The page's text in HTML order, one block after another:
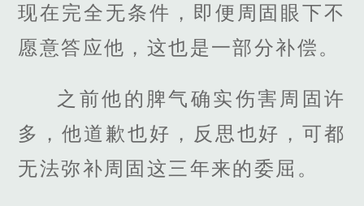
现在完全无条件，即便周固眼下不
愿意答应他，这也是一部分补偿。
之前他的脾气确实伤害周固许
多，他道歉也好，反思也好，可都
无法弥补周固这三年来的委屈。